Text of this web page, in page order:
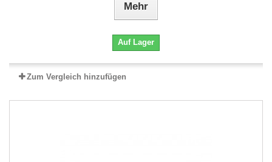
Mehr
Auf Lager
Zum Vergleich hinzufügen